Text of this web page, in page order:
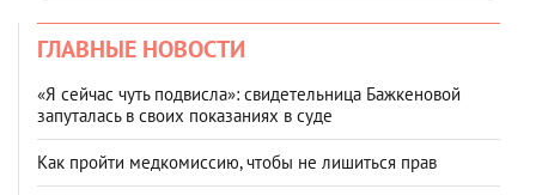
ГЛАВНЫЕ НОВОСТИ
«Я сейчас чуть подвисла»: свидетельница Бажкеновой
запуталась в своих показаниях в суде
Как пройти медкомиссию, чтобы не лишиться прав